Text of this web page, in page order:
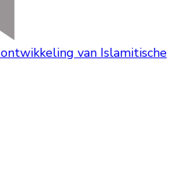
van Islamitische